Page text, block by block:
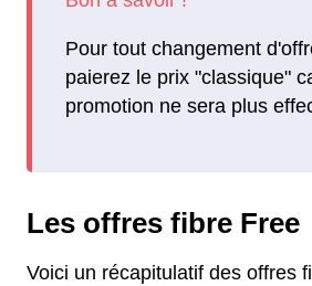
Pour tout changement
paierez le prix "classique"
promotion ne sera plus
Les offres fibre Free
Voici un récapitulatif des offres